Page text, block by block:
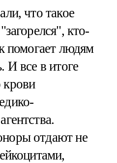
что такое
кто-
помогает людям
И все в итоге
отдают не